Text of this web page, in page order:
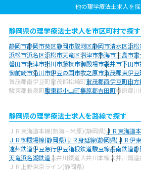
他の理学療法士求人を
静岡県の理学療法士求人を市区町村で探す
静岡市静岡市葵区静岡市駿河区静岡市清水区浜松
浜松市浜名区浜松市天竜区沼津市熱海市三島市
磐田市焼津市掛川市藤枝市御殿場市袋井市下田市
御前崎市菊川市伊豆の国市牧之原市賀茂郡東伊豆
賀茂郡南伊豆町賀茂郡松崎町賀茂郡西伊豆町田方
駿東郡長泉町駿東郡小山町榛原郡吉田町榛原郡
静岡県の理学療法士求人を路線で探す
ＪＲ東海道本線(熱海－米原)(静岡県)ＪＲ東海道
ＪＲ御殿場線(静岡県)ＪＲ身延線(静岡県)ＪＲ伊
遠州鉄道伊豆急行伊豆箱根鉄道駿豆線岳南鉄道静
天竜浜名湖鉄道大井川鐵道大井川本線大井川鐵
ＪＲ上野東京ライン(静岡県)